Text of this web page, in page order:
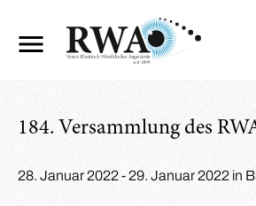
184. Versammlung des
28. Januar 2022 - 29. Januar 2022 in